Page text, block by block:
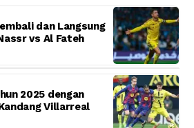
dan Langsung
vs Al Fateh
2025 dengan
Villarreal